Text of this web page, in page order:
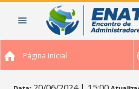
Página Inicial